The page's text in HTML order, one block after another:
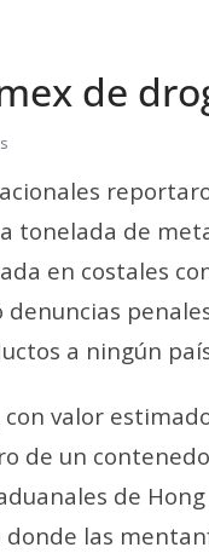
de
tonelada de
en costales
a ningún
con valor
de un
de
las